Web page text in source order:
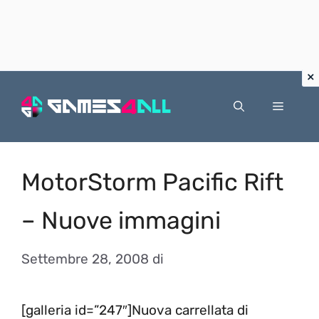
Menu
MotorStorm Pacific Rift
– Nuove immagini
Settembre 28, 2008 di
[galleria id=”247″]Nuova carrellata di